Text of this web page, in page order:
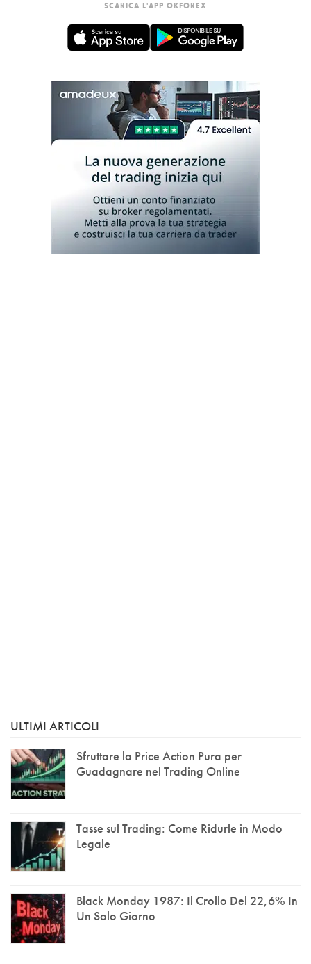
SCARICA L'APP OKFOREX
ULTIMI ARTICOLI
Sfruttare la Price Action Pura per
Guadagnare nel Trading Online
Tasse sul Trading: Come Ridurle in Modo
Legale
Black Monday 1987: Il Crollo Del 22,6% In
Un Solo Giorno